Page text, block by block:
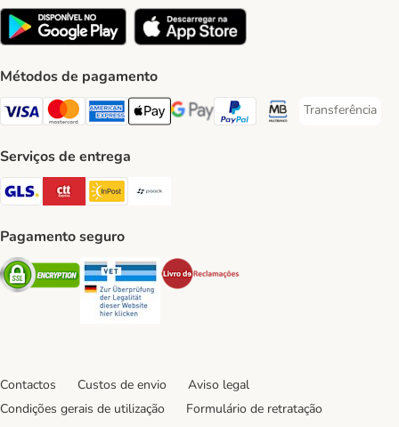
Métodos de pagamento
Visa Payment Method
Mastercard Payment Method
American Express Payment Method
Apple Pay Payment Method
Google Pay Payment Method
PayPal Payment Method
Multibanco Payment
Transferência
Transferência
Serviços de entrega
GLS Shipping Method
CTTExpress Shipping Method
InPost Shipping Method
Pagamento seguro
Security Security
Contactos Custos de envio
Aviso legal
Condições gerais de utilização
Formulário de retratação